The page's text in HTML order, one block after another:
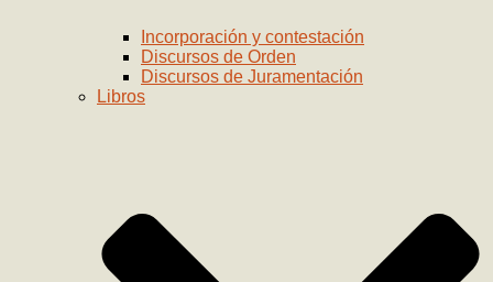
Incorporación y contestación
Discursos de Orden
Discursos de Juramentación
Libros